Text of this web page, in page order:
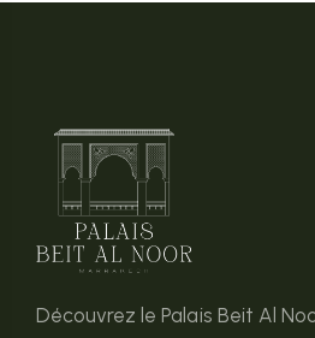
Découvrez le Palais Beit Al